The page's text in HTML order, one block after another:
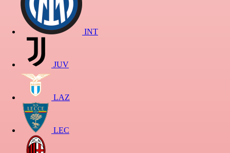
INT
JUV
LAZ
LEC